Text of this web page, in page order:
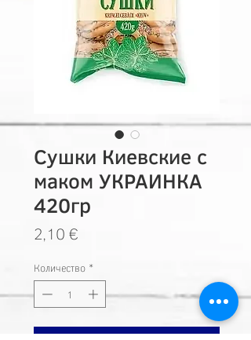
Сушки Киевские с
маком УКРАИНКА
420гр
2,10 €
Количество *